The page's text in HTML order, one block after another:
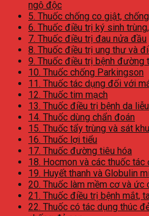
ngộ độc
5. Thuốc chống co giật,
6. Thuốc điều trị ký sinh
7. Thuốc điều trị đau nửa đầu
8. Thuốc điều trị ung thư và
9. Thuốc điều trị bệnh đường
10. Thuốc chống Parkingson
11. Thuốc tác dụng đối với
12. Thuốc tim mạch
13. Thuốc điều trị bệnh da liễu
14. Thuốc dùng chẩn đoán
15. Thuốc tẩy trùng và sát
16. Thuốc lợi tiểu
17. Thuốc đường tiêu hóa
18. Hocmon và các thuốc
19. Huyết thanh và Globulin
20. Thuốc làm mềm cơ và ức
21. Thuốc điều trị bệnh mắt,
22. Thuốc có tác dụng thúc